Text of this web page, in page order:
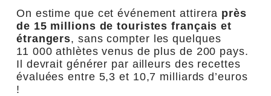
On estime que cet événement attirera près
de 15 millions de touristes français et
étrangers, sans compter les quelques
11 000 athlètes venus de plus de 200 pays.
Il devrait générer par ailleurs des recettes
évaluées entre 5,3 et 10,7 milliards d’euros
!